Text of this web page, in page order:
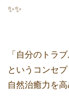
✨✨
「自分のトラ
というコンセ
自然治癒力を